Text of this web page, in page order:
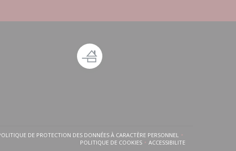
FENÊTRE))
UNE NOUVELLE FENÊTRE))
DE PROTECTION DES DONNÉES À CARACTÈRE PERSONNEL
((OUVRE UNE NOUVELLE FENÊTRE))
POLITIQUE DE COOKIES((OUVRE UNE NOUVELLE FENÊTRE))
ACCESSIBILITE((OUVRE UNE NOUVELLE